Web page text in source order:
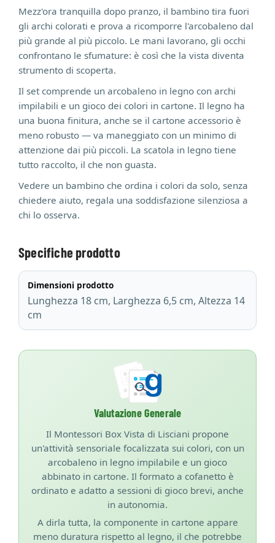
Mezz'ora tranquilla dopo pranzo, il bambino tira fuori
gli archi colorati e prova a ricomporre l'arcobaleno dal
più grande al più piccolo. Le mani lavorano, gli occhi
confrontano le sfumature: è così che la vista diventa
strumento di scoperta.
Il set comprende un arcobaleno in legno con archi
impilabili e un gioco dei colori in cartone. Il legno ha
una buona finitura, anche se il cartone accessorio è
meno robusto — va maneggiato con un minimo di
attenzione dai più piccoli. La scatola in legno tiene
tutto raccolto, il che non guasta.
Vedere un bambino che ordina i colori da solo, senza
chiedere aiuto, regala una soddisfazione silenziosa a
chi lo osserva.
Specifiche prodotto
Dimensioni prodotto
Lunghezza 18 cm, Larghezza 6,5 cm, Altezza 14
cm
Valutazione Generale
Il Montessori Box Vista di Lisciani propone
un'attività sensoriale focalizzata sui colori, con un
arcobaleno in legno impilabile e un gioco
abbinato in cartone. Il formato a cofanetto è
ordinato e adatto a sessioni di gioco brevi, anche
in autonomia.
A dirla tutta, la componente in cartone appare
meno duratura rispetto al legno, il che potrebbe